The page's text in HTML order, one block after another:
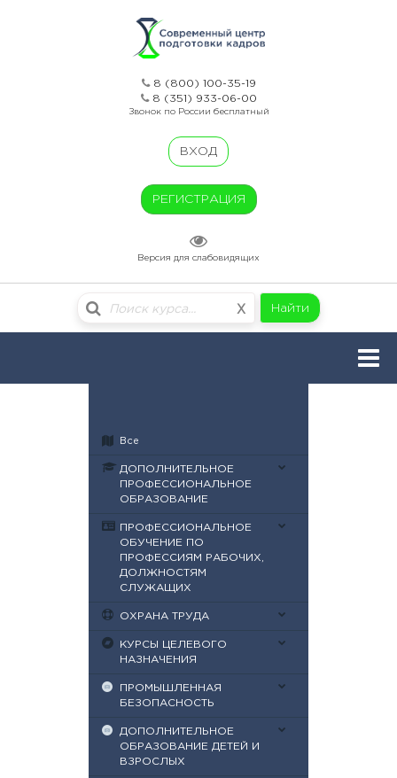
8 (800) 100-35-19
8 (351) 933-06-00
Звонок по России бесплатный
ВХОД
РЕГИСТРАЦИЯ
Версия для слабовидящих
X Найти
Все
ДОПОЛНИТЕЛЬНОЕ
ПРОФЕССИОНАЛЬНОЕ
ОБРАЗОВАНИЕ
ПРОФЕССИОНАЛЬНОЕ
ОБУЧЕНИЕ ПО
ПРОФЕССИЯМ РАБОЧИХ,
ДОЛЖНОСТЯМ
СЛУЖАЩИХ
ОХРАНА ТРУДА
КУРСЫ ЦЕЛЕВОГО
НАЗНАЧЕНИЯ
ПРОМЫШЛЕННАЯ
БЕЗОПАСНОСТЬ
ДОПОЛНИТЕЛЬНОЕ
ОБРАЗОВАНИЕ ДЕТЕЙ И
ВЗРОСЛЫХ